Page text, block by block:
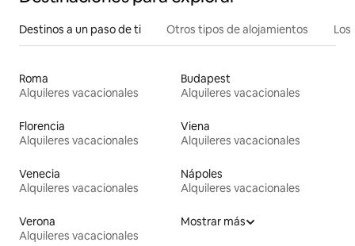
Destinos a un paso de ti Otros tipos de alojamientos
Roma
Alquileres vacacionales
Budapest
Alquileres vacacionales
Florencia
Alquileres vacacionales
Viena
Alquileres vacacionales
Venecia
Alquileres vacacionales
Nápoles
Alquileres vacacionales
Verona
Alquileres vacacionales
Mostrar más